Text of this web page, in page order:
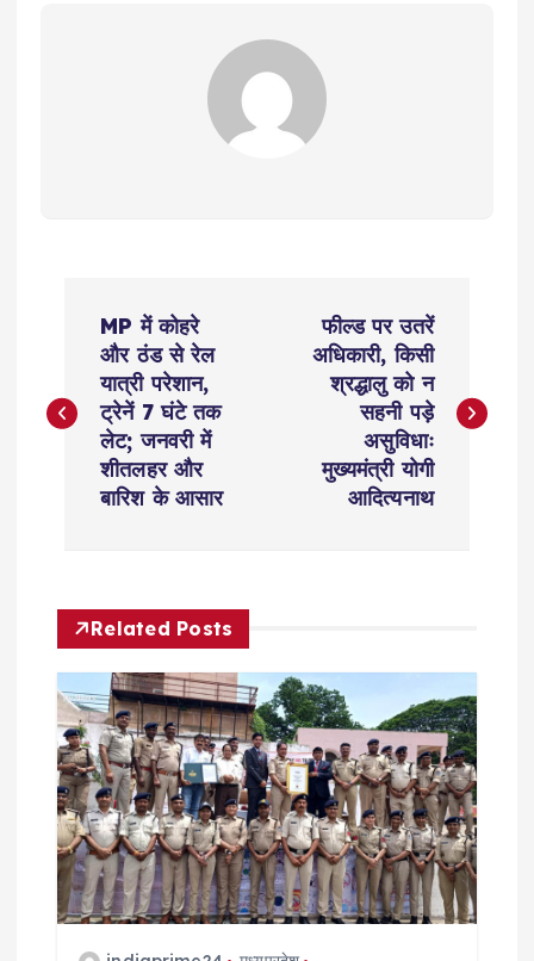
s
a
v
g
a
t
MP में कोहरे
और ठंड से रेल
यात्री परेशान,
ट्रेनें 7 घंटे तक
लेट; जनवरी में
शीतलहर और
बारिश के आसार
फील्ड पर उतरें
अधिकारी, किसी
श्रद्धालु को न
सहनी पड़े
असुविधाः
मुख्यमंत्री योगी
आदित्यनाथ
Related Posts